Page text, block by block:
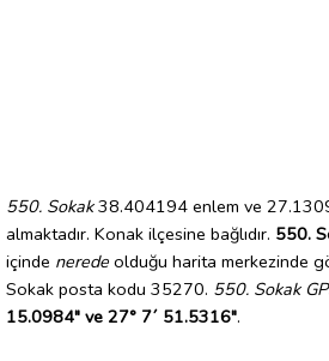
550. Sokak38.404194 enlem ve
almaktadır. Konak ilçesine bağlıdır. 550.
içinde nerede olduğu harita merkezinde
Sokak posta kodu 35270. 550. Sokak
15.0984" ve 27° 7´ 51.5316".